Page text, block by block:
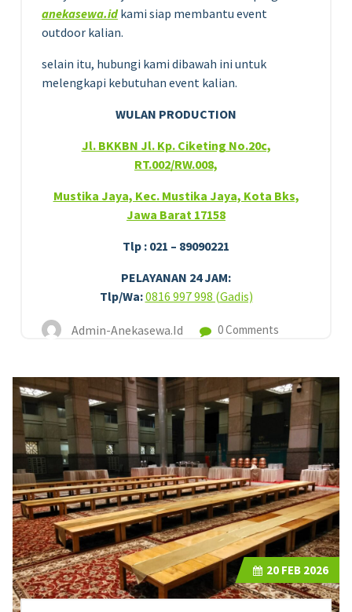
anekasewa.idkami siap membantu event
outdoor kalian.
selain itu, hubungi kami dibawah ini untuk
melengkapi kebutuhan event kalian.
WULAN PRODUCTION
Jl. BKKBN Jl. Kp. Ciketing No.20c,
RT.002/RW.008,
Mustika Jaya, Kec. Mustika Jaya, Kota Bks,
Jawa Barat 17158
Tlp : 021 – 89090221
PELAYANAN 24 JAM:
Tlp/Wa:0816 997 998 (Gadis)
Admin-Anekasewa.id 0 Comments
20 FEB 2026